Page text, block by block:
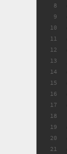
8
9
10
11
12
13
14
15
16
17
18
19
20
21